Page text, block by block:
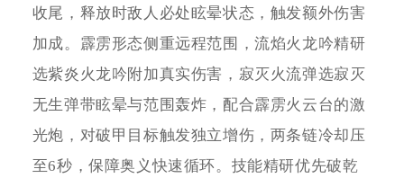
收尾，释放时敌人必处眩晕状态，触发额外伤害
加成。霹雳形态侧重远程范围，流焰火龙吟精研
选紫炎火龙吟附加真实伤害，寂灭火流弹选寂灭
无生弹带眩晕与范围轰炸，配合霹雳火云台的激
光炮，对破甲目标触发独立增伤，两条链冷却压
至6秒，保障奥义快速循环。技能精研优先破乾